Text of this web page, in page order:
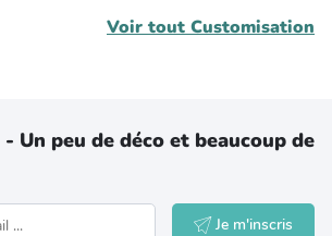
Voir tout Customisation
- Un peu de déco et beaucoup de
Je m'inscris